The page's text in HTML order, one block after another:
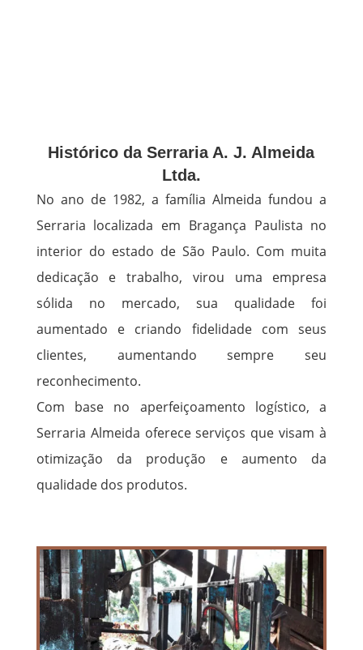
Histórico da Serraria A. J. Almeida
Ltda.
No ano de 1982, a família Almeida fundou a
Serraria localizada em Bragança Paulista no
interior do estado de São Paulo. Com muita
dedicação e trabalho, virou uma empresa
sólida no mercado, sua qualidade foi
aumentado e criando fidelidade com seus
clientes, aumentando sempre seu
reconhecimento.
Com base no aperfeiçoamento logístico, a
Serraria Almeida oferece serviços que visam à
otimização da produção e aumento da
qualidade dos produtos.